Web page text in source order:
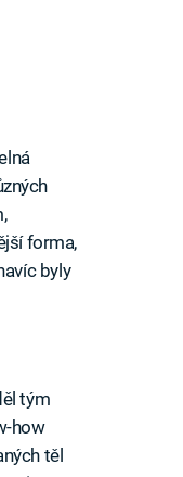
forma,
byly
tým
how
těl